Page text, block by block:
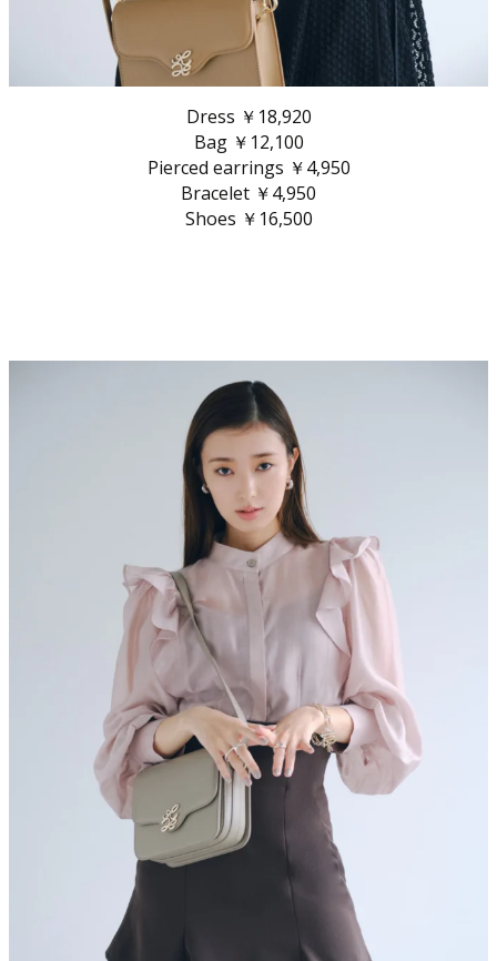
Dress ￥18,920
Bag ￥12,100
Pierced earrings ￥4,950
Bracelet ￥4,950
Shoes ￥16,500